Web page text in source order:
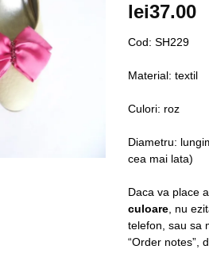
lei37.00
Cod: SH229
Material: textil
Culori: roz
Diametru:
cea mai lata)
Daca va place
culoare, nu
telefon, sau sa
“Order notes”,